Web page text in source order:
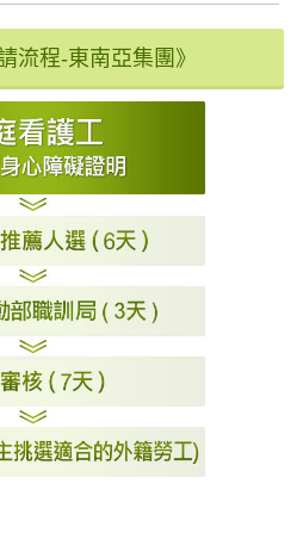
流程-東南亞集團》